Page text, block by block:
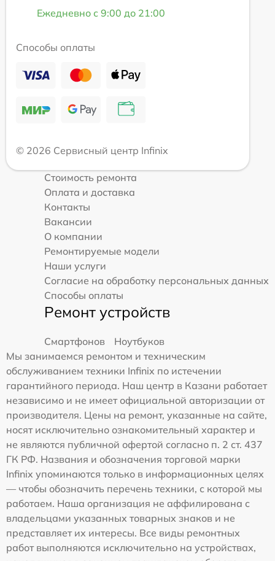
Ежедневно с 9:00 до 21:00
Способы оплаты
© 2026 Сервисный центр Infinix
Стоимость ремонта
Оплата и доставка
Контакты
Вакансии
О компании
Ремонтируемые модели
Наши услуги
Согласие на обработку персональных данных
Способы оплаты
Ремонт устройств
Смартфонов
Ноутбуков
Мы занимаемся ремонтом и техническим
обслуживанием техники Infinix по истечении
гарантийного периода. Наш центр в Казани работает
независимо и не имеет официальной авторизации от
производителя. Цены на ремонт, указанные на сайте,
носят исключительно ознакомительный характер и
не являются публичной офертой согласно п. 2 ст. 437
ГК РФ. Названия и обозначения торговой марки
Infinix упоминаются только в информационных целях
— чтобы обозначить перечень техники, с которой мы
работаем. Наша организация не аффилирована с
владельцами указанных товарных знаков и не
представляет их интересы. Все виды ремонтных
работ выполняются исключительно на устройствах,